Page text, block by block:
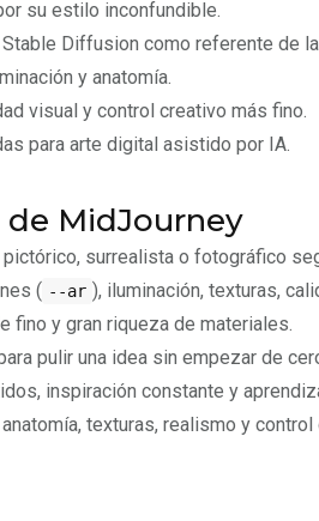
su estilo inconfundible.
Stable Diffusion como referente de
y anatomía.
visual y control creativo más fino.
para arte digital asistido por IA.
de MidJourney
surrealista o fotográfico
( --ar ), iluminación, texturas,
fino y gran riqueza de materiales.
pulir una idea sin empezar de
inspiración constante y
texturas, realismo y